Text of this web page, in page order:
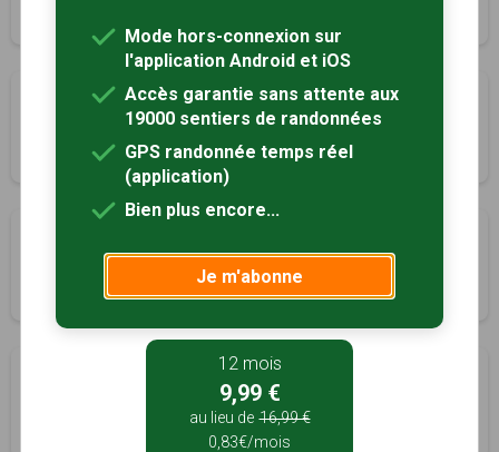
Chemin des légendes
Montrésor, Indre-et-Loire (37)
8.5 km Tracé GPS
Nouans-les-Fontaines, Indre-et-Loire (37)
12 km Tracé GPS
Circuit de Nouans-les-Fontaines
Nouans-les-Fontaines, Indre-et-Loire (37)
Mode hors-connexion sur
l'application Android et iOS
Accès garantie sans attente aux
19000 sentiers de randonnées
GPS randonnée temps réel
(application)
Bien plus encore...
Je m'abonne
12 mois
9,99 €
au lieu de 16,99 €
0,83€/mois